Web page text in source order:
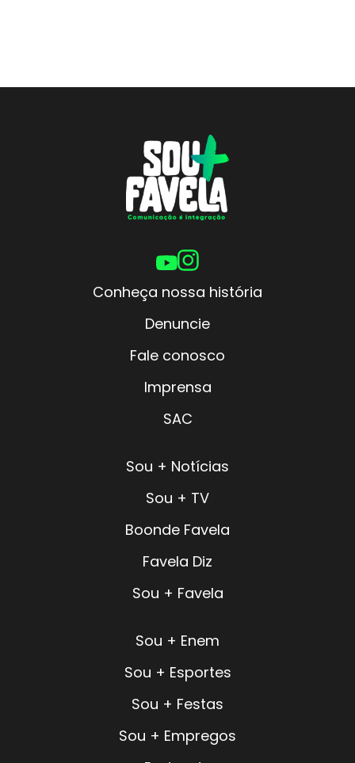
Conheça nossa história
Denuncie
Fale conosco
Imprensa
SAC
Sou + Notícias
Sou + TV
Boonde Favela
Favela Diz
Sou + Favela
Sou + Enem
Sou + Esportes
Sou + Festas
Sou + Empregos